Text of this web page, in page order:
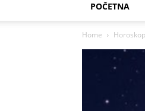
POČETNA
Home Horoskop